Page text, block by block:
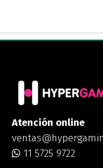
Atención online
11 5725 9722